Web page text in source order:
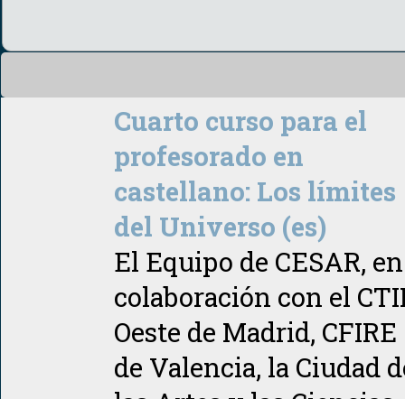
Cuarto curso para el
profesorado en
castellano: Los límites
del Universo (es)
El Equipo de CESAR, en
colaboración con el
Oeste de Madrid, CFIRE
de Valencia, la Ciudad